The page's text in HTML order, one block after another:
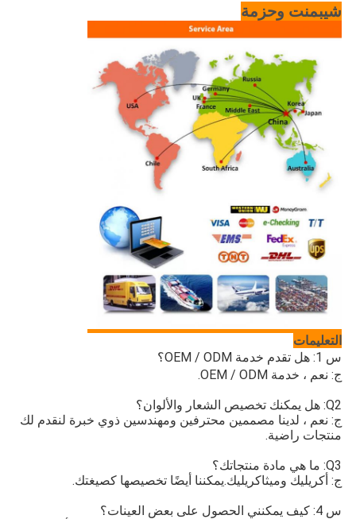
شيبمنت وحزمة
التعليمات
س 1: هل تقدم
خدمة OEM / ODM
؟
ج: نعم ، خدمة OEM / ODM.
Q2: هل يمكنك تخصيص الشعار والألوان؟
منتجات راضية.
Q3: ما هي مادة منتجاتك؟
ج: أكريليك وميثاكريليك.يمكننا أيضًا تخصيصها كصيغتك.
س 4: كيف يمكنني الحصول على بعض العينات؟